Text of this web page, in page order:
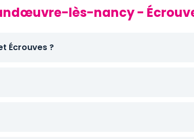
lès-nancy -
Écrouves ?